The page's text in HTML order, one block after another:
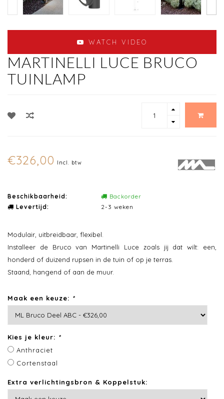
WATCH VIDEO
MARTINELLI LUCE BRUCO
TUINLAMP
€326,00 Incl. btw
Beschikbaarheid:
Backorder
Levertijd:
2-3 weken
Modulair, uitbreidbaar, flexibel.
Installeer de Bruco van Martinelli Luce zoals jij dat wilt: een,
honderd of duizend rupsen in de tuin of op je terras.
Staand, hangend of aan de muur.
Maak een keuze: *
Kies je kleur: *
Anthraciet
Cortenstaal
Extra verlichtingsbron & Koppelstuk: